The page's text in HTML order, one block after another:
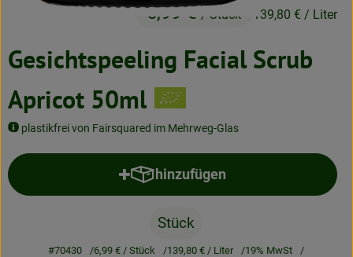
Blog
Gesichtspeeling Facial Scrub
Apricot 50ml
plastikfrei von Fairsquared im Mehrweg-Glas
6,99 €/ Stück 139,80 € / Liter
hinzufügen
Produkt zum Warenkorb
Stück
#70430 6,99 €/ Stück 139,80 €/ Liter
19% MwSt